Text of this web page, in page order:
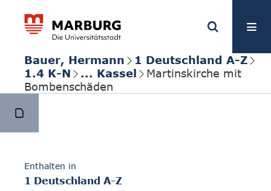
Bauer, Hermann
1 Deutschland A-Z
1.4 K-N
... Kassel
Martinskirche mit
Bombenschäden
Enthalten in
1 Deutschland A-Z